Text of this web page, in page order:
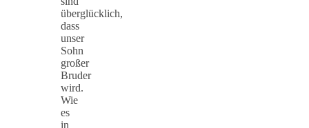
überglücklich,
dass
unser
Sohn
großer
Bruder
wird.
Wie
es
in